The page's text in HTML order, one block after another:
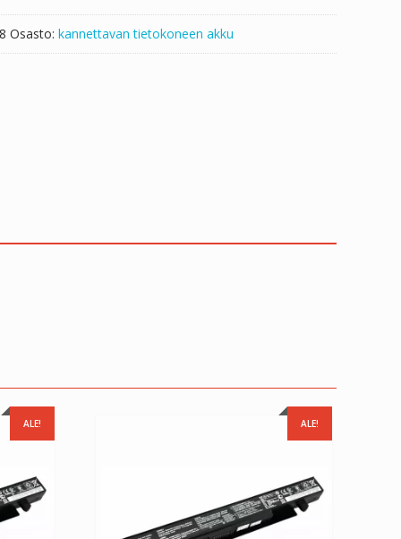
Osasto: kannettavan tietokoneen akku
ALE! ALE!